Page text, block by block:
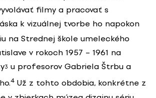
filmy a pracovať s
k vizuálnej tvorbe ho napokon
na Strednej škole umeleckého
v rokoch 1957 – 1961 na
3 u profesorov Gabriela Štrbu a
4 Už z tohto obdobia, konkrétne z